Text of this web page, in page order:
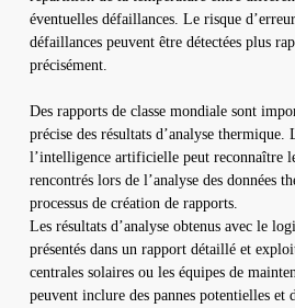
éventuelles défaillances. Le risque
défaillances peuvent être détectées plus
précisément.
Des rapports de classe mondiale sont
précise des résultats d’analyse thermique.
l’intelligence artificielle peut reconnaître
rencontrés lors de l’analyse des données
processus de création de rapports.
Les résultats d’analyse obtenus avec le
présentés dans un rapport détaillé et
centrales solaires ou les équipes de
peuvent inclure des pannes potentielles et